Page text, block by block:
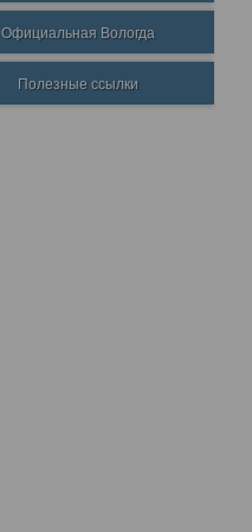
Официальная Вологда
Полезные ссылки